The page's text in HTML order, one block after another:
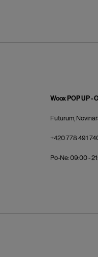
Woox POP UP -
Futurum,
+420 778 491
Po-Ne: 09:00 -